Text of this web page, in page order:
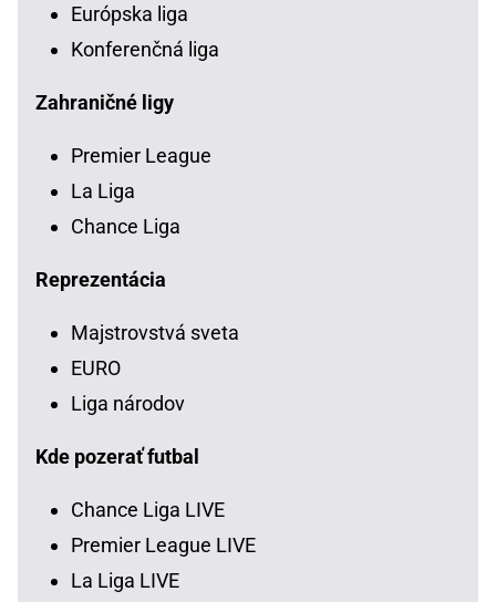
Európska liga
Konferenčná liga
Zahraničné ligy
Premier League
La Liga
Chance Liga
Reprezentácia
Majstrovstvá sveta
EURO
Liga národov
Kde pozerať futbal
Chance Liga LIVE
Premier League LIVE
La Liga LIVE